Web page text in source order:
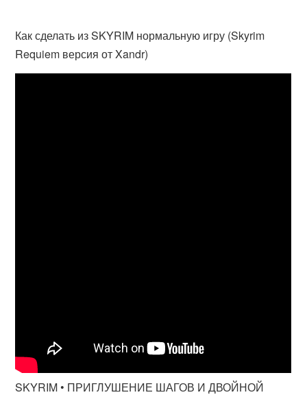
Как сделать из SKYRIM нормальную игру (Skyrim
Requiem версия от Xandr)
SKYRIM • ПРИГЛУШЕНИЕ ШАГОВ И ДВОЙНОЙ